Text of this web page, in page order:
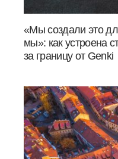
«Мы создали это
мы»: как устроена
за границу от Genki